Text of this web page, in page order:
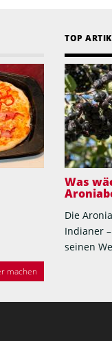
machen
TOP
Was
Die
Indianer
seinen